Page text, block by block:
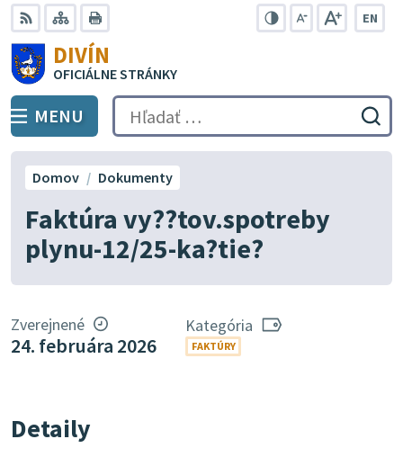
Preskočiť
na
obsah
RSS Mapa
EN
DIVÍN
OFICIÁLNE STRÁNKY
PREPNÚŤ
MENU Hľadať:
Faktúra vy??tov.spotreby
plynu-12/25-ka?tie?
Domov Dokumenty
Zverejnené
24. februára 2026
Kategória
FAKTÚRY
Detaily